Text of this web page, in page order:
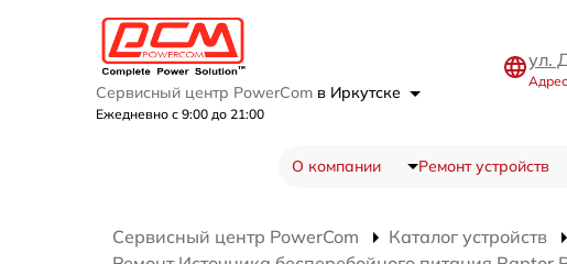
Сервисный центр PowerCom в Иркутске
Ежедневно с 9:00 до 21:00
ул.
О компании Ремонт устройств
Сервисный центр PowerCom Каталог устройств